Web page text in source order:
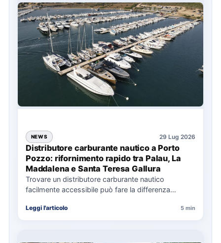
NEWS 29 Lug 2026
Distributore carburante nautico a Porto
Pozzo: rifornimento rapido tra Palau, La
Maddalena e Santa Teresa Gallura
Trovare un distributore carburante nautico
facilmente accessibile può fare la differenza
soprattutto…
Leggi l'articolo 5 min